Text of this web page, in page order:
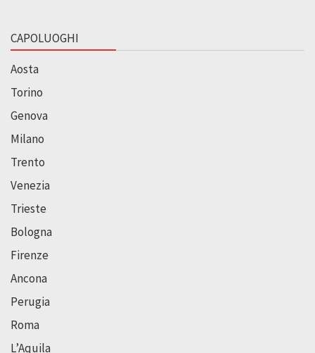
CAPOLUOGHI
Aosta
Torino
Genova
Milano
Trento
Venezia
Trieste
Bologna
Firenze
Ancona
Perugia
Roma
L’Aquila